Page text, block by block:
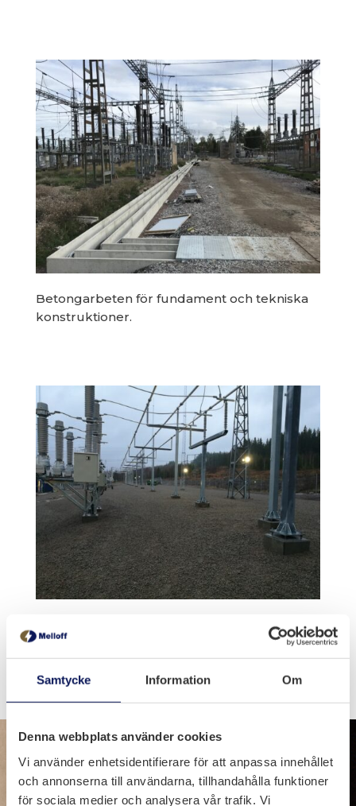
Samtycke Information Om
Denna webbplats använder cookies
Vi använder enhetsidentifierare för att anpassa innehållet
och annonserna till användarna, tillhandahålla funktioner
för sociala medier och analysera vår trafik. Vi
Betongarbeten för fundament och tekniska
konstruktioner.
Arbete i driftsatt och säkerhetsstyrd miljö
samt i industriprojekt.
Arbetsmiljö